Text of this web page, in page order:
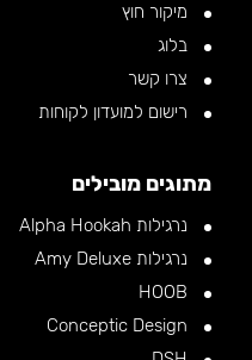
מיקור חוץ
בלוג
צרו קשר
רישום למועדון לקוחות
מתוגים מובילים
נרגילות Alpha Hookah
נרגילות Amy Deluxe